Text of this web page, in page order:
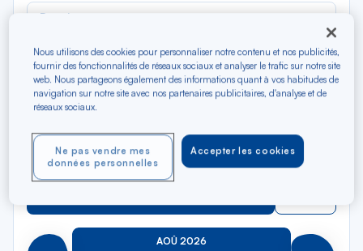
Depuis
la
liste
Vers
Pour aller vers
Aller-Retour Aller simple
AOÛ 2026
Nous utilisons des cookies pour personnaliser notre contenu et nos publicités,
fournir des fonctionnalités de réseaux sociaux et analyser le trafic sur notre site
web. Nous partageons également des informations quant à vos habitudes de
navigation sur notre site avec nos partenaires publicitaires, d'analyse et de
réseaux sociaux.
Accepter les cookies
Ne pas vendre mes
données personnelles